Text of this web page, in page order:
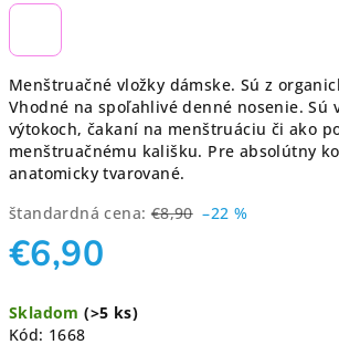
Menštruačné vložky dámske. Sú z
Vhodné na spoľahlivé denné nosenie. Sú
výtokoch, čakaní na menštruáciu či ako
menštruačnému kališku. Pre absolútny
anatomicky tvarované.
štandardná cena: €8,90 –22 %
€6,90
cena:
Skladom(>5 ks)
Kód: 1668